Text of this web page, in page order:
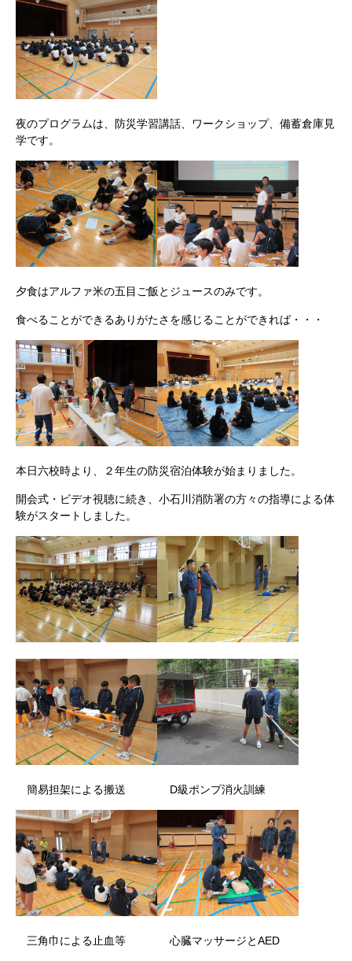
夜のプログラムは、防災学習講話、ワークショップ、備蓄倉庫見
学です。
夕食はアルファ米の五目ご飯とジュースのみです。
食べることができるありがたさを感じることができれば・・・
本日六校時より、２年生の防災宿泊体験が始まりました。
開会式・ビデオ視聴に続き、小石川消防署の方々の指導による体
験がスタートしました。
簡易担架による搬送 D級ポンプ消火訓練
三角巾による止血等 心臓マッサージとAED